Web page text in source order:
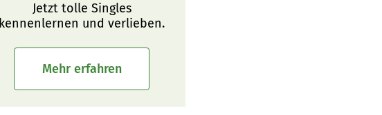
Jetzt tolle Singles
kennenlernen und verlieben.
Mehr erfahren